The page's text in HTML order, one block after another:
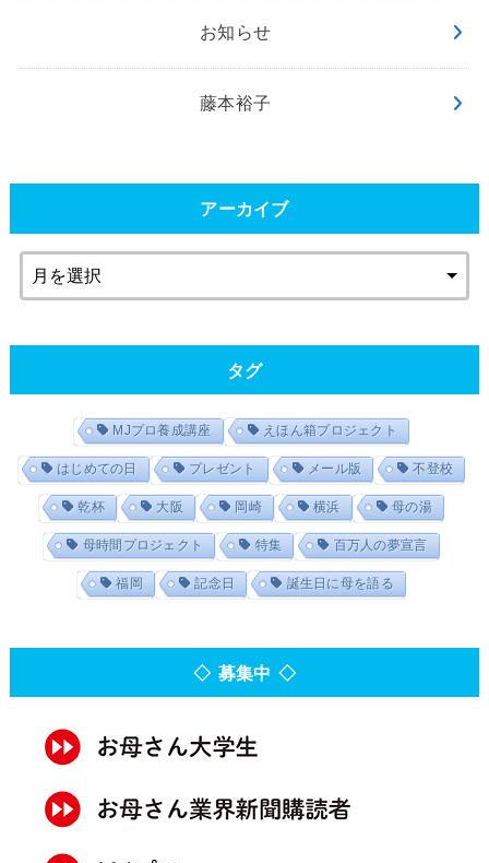
お知らせ
藤本裕子
アーカイブ
タグ
MJプロ養成講座 えほん箱プロジェクト
はじめての日 プレゼント メール版 不登校
乾杯 大阪 岡崎 横浜 母の湯
母時間プロジェクト 特集 百万人の夢宣言
福岡 記念日 誕生日に母を語る
◇ 募集中 ◇